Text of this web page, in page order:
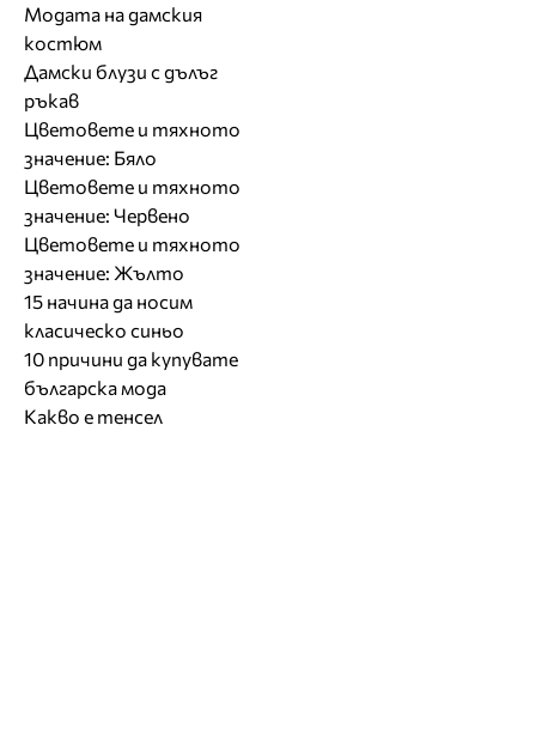
Модата на дамския
костюм
Дамски блузи с дълъг
ръкав
Цветовете и тяхното
значение: Бяло
Цветовете и тяхното
значение: Червено
Цветовете и тяхното
значение: Жълто
15 начина да носим
класическо синьо
10 причини да купувате
българска мода
Какво е тенсел